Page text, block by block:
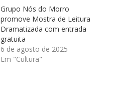
Grupo Nós do Morro
promove Mostra de Leitura
Dramatizada com entrada
gratuita
6 de agosto de 2025
Em "Cultura"